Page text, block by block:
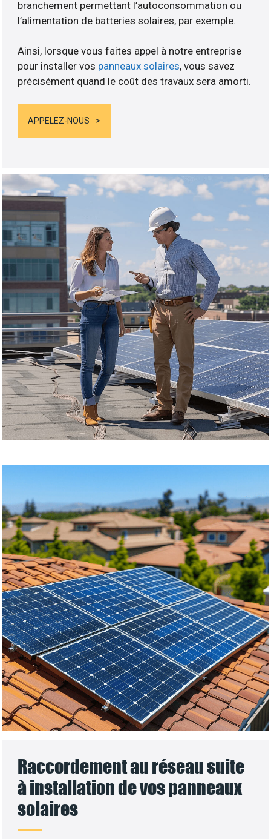
branchement permettant l’autoconsommation ou
l’alimentation de batteries solaires, par exemple.
Ainsi, lorsque vous faites appel à notre entreprise
pour installer vos panneaux solaires, vous savez
précisément quand le coût des travaux sera amorti.
APPELEZ-NOUS
Raccordement au réseau suite
à installation de vos panneaux
solaires